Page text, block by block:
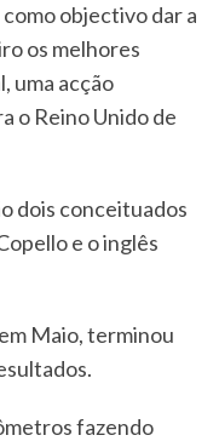
objectivo dar a
os melhores
uma acção
o Reino Unido de
dois conceituados
e o inglês
Maio, terminou
fazendo